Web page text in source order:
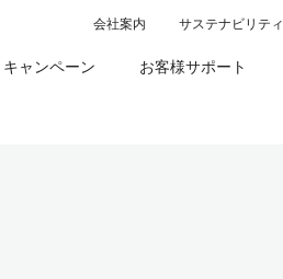
キャンペーン お客様サポート
会社案内 サステナビリティ